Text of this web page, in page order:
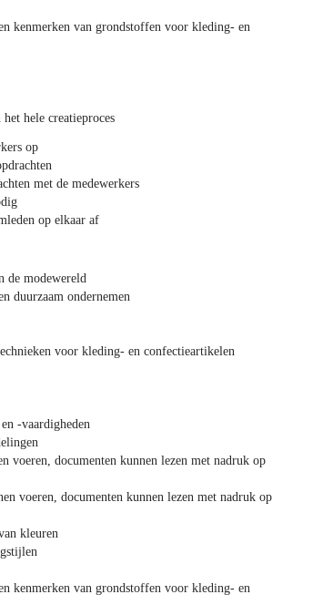
kenmerken van grondstoffen voor kleding- en
hele creatieproces
op
met de medewerkers
op elkaar af
de modewereld
duurzaam ondernemen
voor kleding- en confectieartikelen
-vaardigheden
voeren, documenten kunnen lezen met nadruk op
voeren, documenten kunnen lezen met nadruk op
kleuren
kenmerken van grondstoffen voor kleding- en